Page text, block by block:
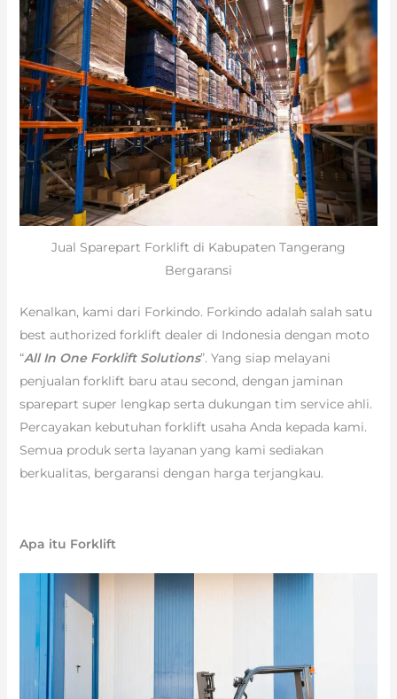
Jual Sparepart Forklift di Kabupaten Tangerang
Bergaransi
Kenalkan, kami dari Forkindo. Forkindo adalah salah satu
best authorized forklift dealer di Indonesia dengan moto
“All In One Forklift Solutions”. Yang siap melayani
penjualan forklift baru atau second, dengan jaminan
sparepart super lengkap serta dukungan tim service ahli.
Percayakan kebutuhan forklift usaha Anda kepada kami.
Semua produk serta layanan yang kami sediakan
berkualitas, bergaransi dengan harga terjangkau.
Apa itu Forklift